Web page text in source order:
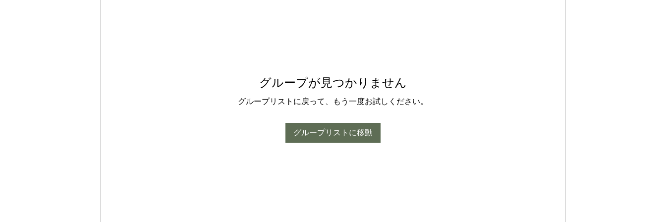
グループが見つかりません
グループリストに戻って、もう一度お試しください。
グループリストに移動